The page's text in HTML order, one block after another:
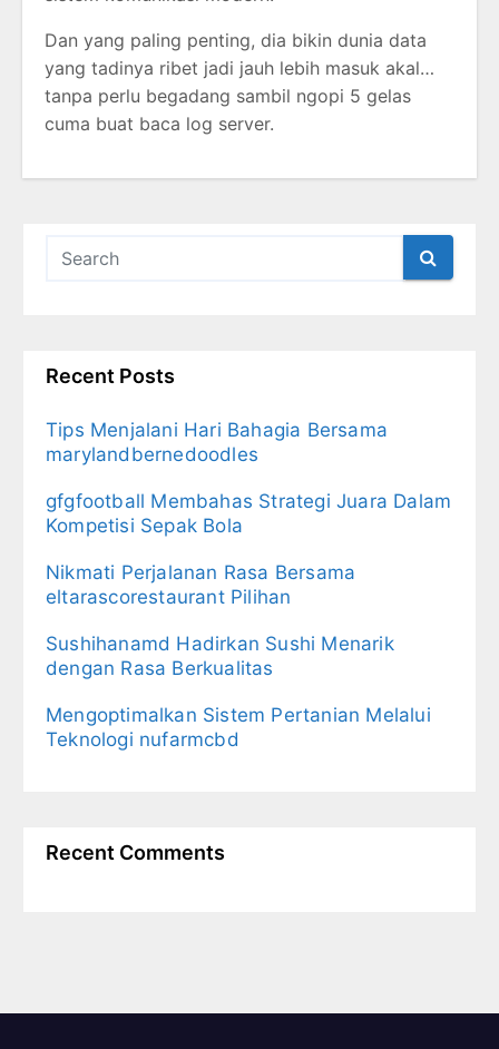
Dan yang paling penting, dia bikin dunia data
yang tadinya ribet jadi jauh lebih masuk akal…
tanpa perlu begadang sambil ngopi 5 gelas
cuma buat baca log server.
Recent Posts
Tips Menjalani Hari Bahagia Bersama
marylandbernedoodles
gfgfootball Membahas Strategi Juara Dalam
Kompetisi Sepak Bola
Nikmati Perjalanan Rasa Bersama
eltarascorestaurant Pilihan
Sushihanamd Hadirkan Sushi Menarik
dengan Rasa Berkualitas
Mengoptimalkan Sistem Pertanian Melalui
Teknologi nufarmcbd
Recent Comments